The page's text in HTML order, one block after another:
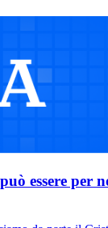
essere per